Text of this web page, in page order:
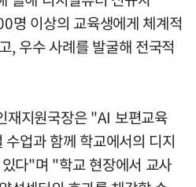
명 이상의 교육생에게 체계적
, 우수 사례를 발굴해 전국적
재지원국장은 "AI 보편교육
업과 함께 학교에서의 디지
다"며 "학교 현장에서 교사